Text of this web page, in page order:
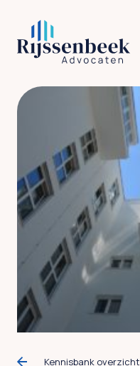
Kennisbank overzicht